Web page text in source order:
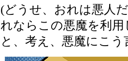
(どうせ、おれは悪人
れならこの悪魔を利
と、考え、悪魔にこ